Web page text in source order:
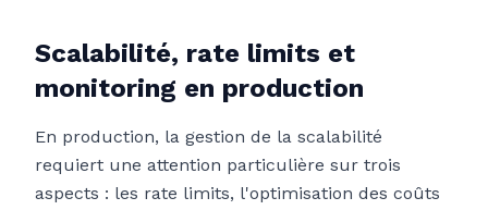
Scalabilité, rate limits et
monitoring en production
En production, la gestion de la scalabilité
requiert une attention particulière sur trois
aspects : les rate limits, l'optimisation des coûts